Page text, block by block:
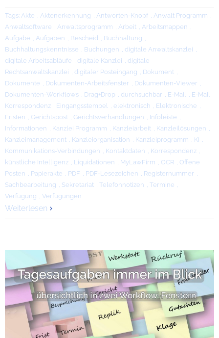
Tags: Akte , Aktenerkennung , Antworten-Knopf , Anwalt Programm ,
Anwaltsoftware , Anwaltsprogramm , Arbeit , Arbeitsmappen ,
Aufgabe , Aufgaben , Bescheid , Buchhaltung ,
Buchhaltungskenntnisse , Buchungen , digitale Anwaltskanzlei ,
digitale Arbeitsabläufe , digitale Kanzlei , digitale
Rechtsanwaltskanzlei , digitaler Posteingang , Dokument ,
Dokumente , Dokumenten-Arbeitsfenster , Dokumenten-Viewer ,
Dokumenten-Workflows , Drag+Drop , durchsuchbar , E-Mail , E-Mail
Korrespondenz , Eingangsstempel , elektronisch , Elektronische ,
Fristen , Gerichtspost , Gerichtsverhandlungen , Infoleiste ,
Informationen , Kanzlei Programm , Kanzleiarbeit , Kanzleilösungen ,
Kanzleimanagement , Kanzleiorganisation , Kanzleiprogramm , KI ,
Kommunikations-Verbindungen , Kontaktdaten , Korrespondenz ,
künstliche Intelligenz , Liquidationen , MyLawFirm , OCR , Offene
Posten , Papierakte , PDF , PDF-Lesezeichen , Registernummer ,
Sachbearbeitung , Sekretariat , Telefonnotizen , Termine ,
Verfügung , Verfügungen
Weiterlesen